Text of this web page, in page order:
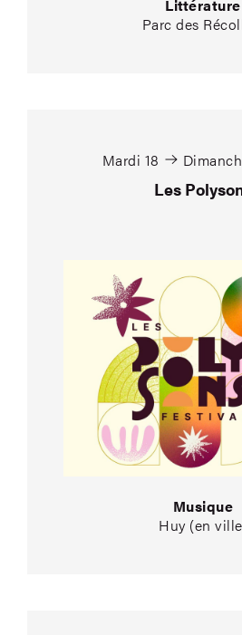
Littérature
Parc des
Mardi 18
Les
Musique
Huy (en